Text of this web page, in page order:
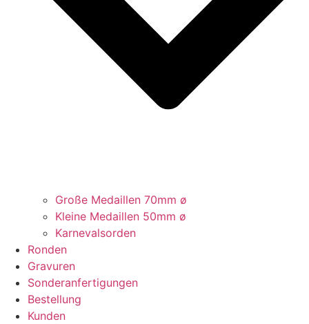
Große Medaillen 70mm ø
Kleine Medaillen 50mm ø
Karnevalsorden
Ronden
Gravuren
Sonderanfertigungen
Bestellung
Kunden